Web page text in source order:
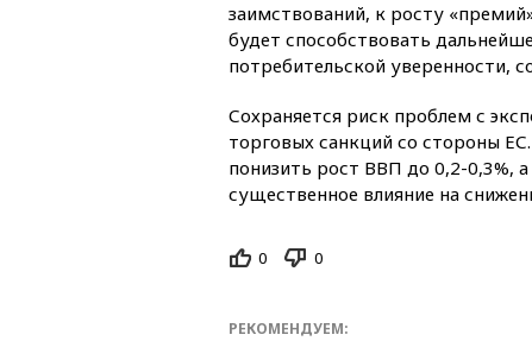
заимствований, к росту
будет способствовать
потребительской уверенности,
Сохраняется риск проблем с
торговых санкций со стороны
понизить рост ВВП до 0,2-0,3%,
существенное влияние на
0 0
РЕКОМЕНДУЕМ: